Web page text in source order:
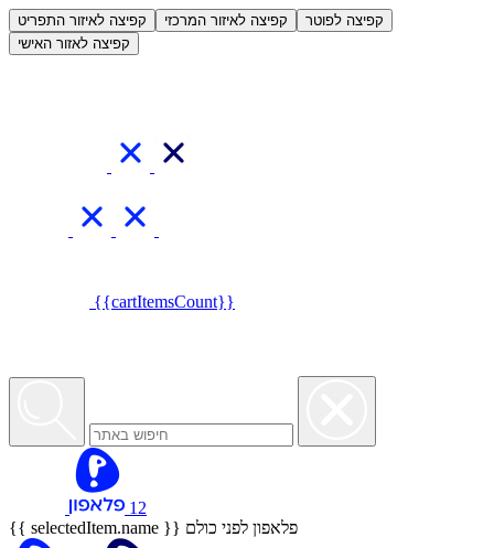
קפיצה לאיזור התפריט קפיצה לאיזור המרכזי
קפיצה לפוטר
קפיצה לאזור האישי
{{cartItemsCount}}
12
{{ selectedItem.name }} פלאפון לפני כולם